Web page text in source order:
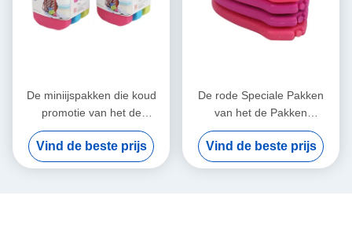
De miniijspakken die koud
promotie van het de
veranderings materieel
voedsel van de Water
Afstotend fase de
Vind de beste prijs
De rode Speciale Pakken
van het de Pakken
Langdurige Ijs van het Vorm
Miniijs voor Geneeskunde
Vind de beste prijs